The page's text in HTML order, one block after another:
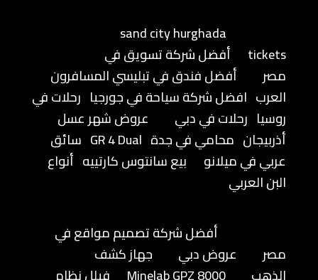
sand city hurghada
tickets
أفضل شركة تسويق في
مصر
أفضل فندق في تبليسي المسافرون
العرب افضل شركة سياحة في جورجيا رحلات في
روسيا رحلات في دبي
عروض شهر عسل
أذربيجان محامي في جدة GR 4 Dual سائق
عربي في ميلانو
بيع سانتوس كارتييه أنواع
البن العربي
أفضل شركة تصميم مواقع في
مصر
عروض دبي
جهاز كشف